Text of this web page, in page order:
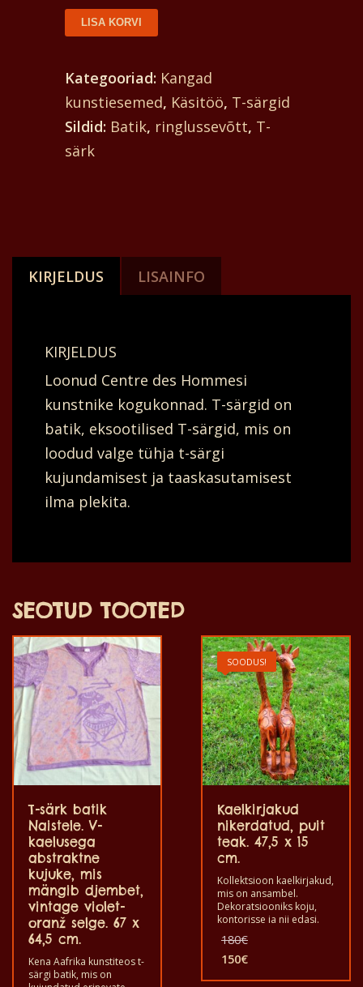
batik
unisex.
Ees
kolm
kõrgusel
on
taga
kolm
ärkvelolevat
kaelkirjakut,
kelle
pea
kõrgusel
Sinine.
cm.
kogus
LISA KORVI
Kategooriad: Kangad
kunstiesemed, Käsitöö, T-särgid
Sildid: Batik, ringlussevõtt, T-
särk
KIRJELDUS LISAINFO
KIRJELDUS
Loonud Centre des Hommesi
kunstnike kogukonnad. T-särgid on
batik, eksootilised T-särgid, mis on
loodud valge tühja t-särgi
kujundamisest ja taaskasutamisest
ilma plekita.
SEOTUD TOOTED
T-särk batik
Naistele. V-
kaelusega
abstraktne
kujuke, mis
mängib djembet,
vintage violet-
oranž selge. 67 x
64,5 cm.
Kena Aafrika kunstiteos t-
särgi batik, mis on
SOODUS!
Kaelkirjakud
nikerdatud, puit
teak. 47,5 x 15
cm.
Kollektsioon kaelkirjakud,
mis on ansambel.
Dekoratsiooniks koju,
kontorisse ja nii edasi.
tiikpuust. Pikkus on 45,5 x
laius on 15, cm.
180€
180€.
150€